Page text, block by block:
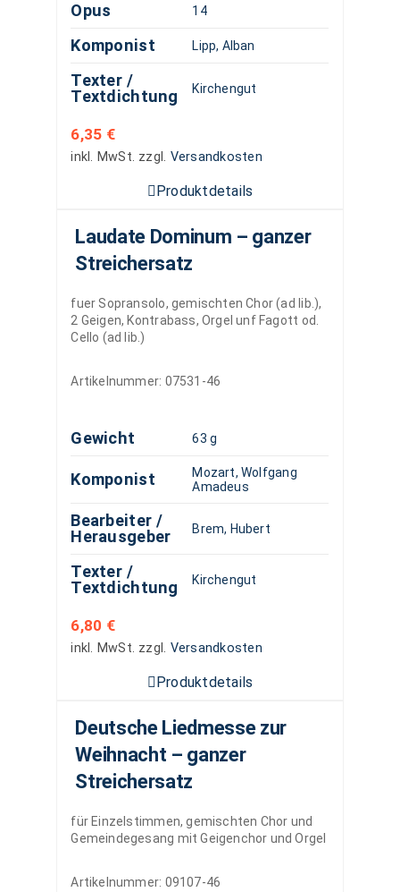
Opus 14
Komponist Lipp, Alban
Texter /
Textdichtung
Kirchengut
6,35 €
inkl. MwSt. zzgl. Versandkosten
Produktdetails
Laudate Dominum – ganzer
Streichersatz
fuer Sopransolo, gemischten Chor (ad lib.),
2 Geigen, Kontrabass, Orgel unf Fagott od.
Cello (ad lib.)
Artikelnummer: 07531-46
Gewicht 63 g
Komponist
Mozart, Wolfgang
Amadeus
Bearbeiter /
Herausgeber
Brem, Hubert
Texter /
Textdichtung
Kirchengut
6,80 €
inkl. MwSt. zzgl. Versandkosten
Produktdetails
Deutsche Liedmesse zur
Weihnacht – ganzer
Streichersatz
für Einzelstimmen, gemischten Chor und
Gemeindegesang mit Geigenchor und Orgel
Artikelnummer: 09107-46